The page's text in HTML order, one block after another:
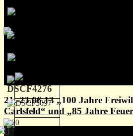
21.-23.06.13 „100 Jahre
Carlsfeld“ und „85 Jahre